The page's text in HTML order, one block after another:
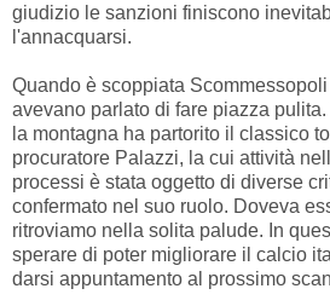
giudizio le sanzioni finiscono
l'annacquarsi.
Quando è scoppiata
avevano parlato di fare piazza
la montagna ha partorito il classico
procuratore Palazzi, la cui attività
processi è stata oggetto di diverse
confermato nel suo ruolo. Doveva
ritroviamo nella solita palude. In
sperare di poter migliorare il calcio
darsi appuntamento al prossimo